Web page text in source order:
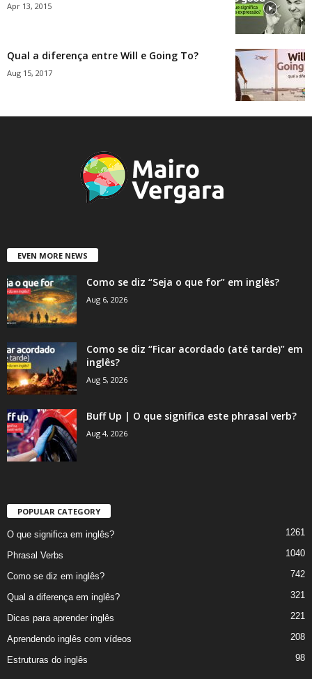
Apr 13, 2015
Qual a diferença entre Will e Going To?
Aug 15, 2017
EVEN MORE NEWS
Como se diz “Seja o que for” em inglês?
Aug 6, 2026
Como se diz “Ficar acordado (até tarde)” em
inglês?
Aug 5, 2026
Buff Up | O que significa este phrasal verb?
Aug 4, 2026
POPULAR CATEGORY
O que significa em inglês? 1261
Phrasal Verbs 1040
Como se diz em inglês? 742
Qual a diferença em inglês? 321
Dicas para aprender inglês 221
Aprendendo inglês com vídeos 208
Estruturas do inglês 98